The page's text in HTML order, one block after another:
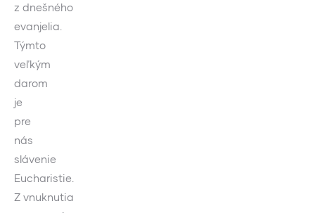
z dnešného
evanjelia.
Týmto
veľkým
darom
je
pre
nás
slávenie
Eucharistie.
Z vnuknutia